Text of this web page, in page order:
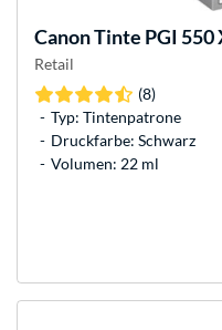
CanonTinte PGI 550
Retail
(8)
Typ: Tintenpatrone
Druckfarbe: Schwarz
Volumen: 22 ml